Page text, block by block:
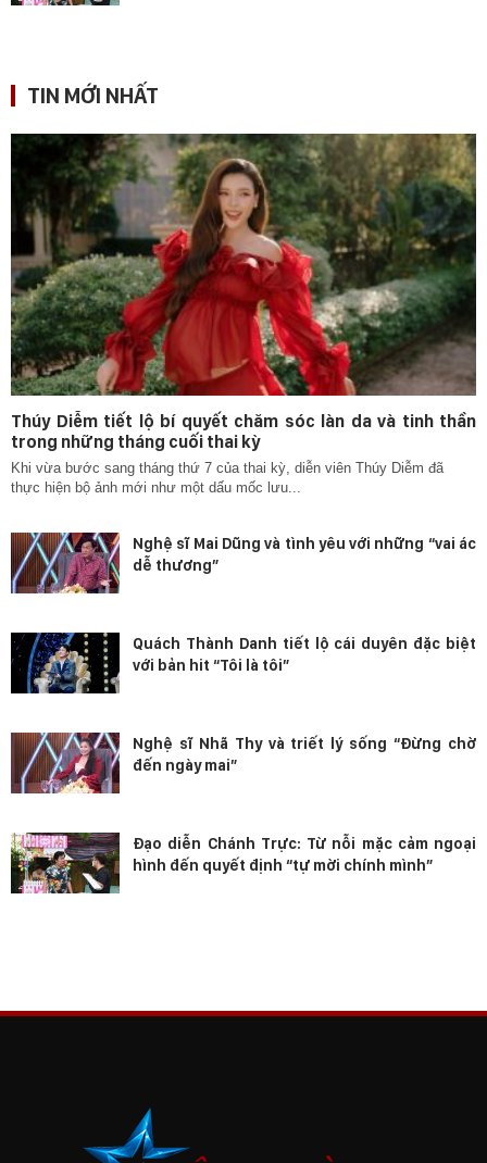
TIN MỚI NHẤT
Thúy Diễm tiết lộ bí quyết chăm sóc làn da và tinh thần
trong những tháng cuối thai kỳ
Khi vừa bước sang tháng thứ 7 của thai kỳ, diễn viên Thúy Diễm đã
thực hiện bộ ảnh mới như một dấu mốc lưu...
Nghệ sĩ Mai Dũng và tình yêu với những “vai ác
dễ thương”
Quách Thành Danh tiết lộ cái duyên đặc biệt
với bản hit “Tôi là tôi”
Nghệ sĩ Nhã Thy và triết lý sống “Đừng chờ
đến ngày mai”
Đạo diễn Chánh Trực: Từ nỗi mặc cảm ngoại
hình đến quyết định “tự mời chính mình”